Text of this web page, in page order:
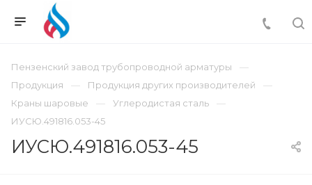
Пензенский завод трубопроводной арматуры
Продукция
Продукция других производителей
Краны шаровые
Углеродистая сталь
ИУСЮ.491816.053-45
ИУСЮ.491816.053-45